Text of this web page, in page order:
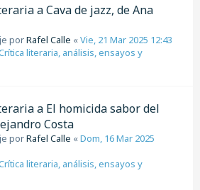
a Cava de jazz, de Ana
porRafel Calle «Vie, 21 Mar 2025 12:43
literaria, análisis, ensayos y
a El homicida sabor del
Costa
porRafel Calle «Dom, 16 Mar 2025
literaria, análisis, ensayos y